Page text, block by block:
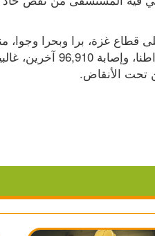
تحت الأنقاض.